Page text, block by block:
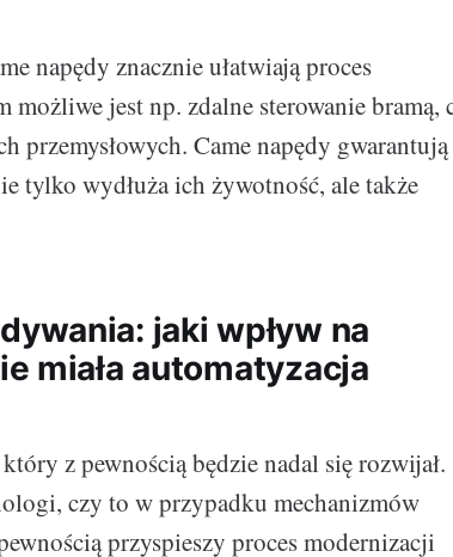
napędy znacznie ułatwiają proces
jest np. zdalne sterowanie bramą,
przemysłowych. Came napędy gwarantują
tylko wydłuża ich żywotność, ale także
jaki wpływ na
miała automatyzacja
z pewnością będzie nadal się rozwijał.
czy to w przypadku mechanizmów
przyspieszy proces modernizacji